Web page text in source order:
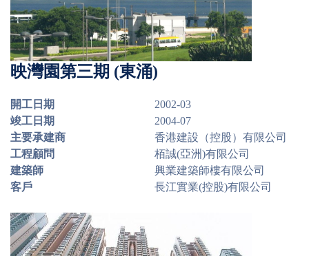
映灣園第三期 (東涌)
開工日期
2002-03
竣工日期
2004-07
主要承建商
香港建設（控股）有限公司
工程顧問
栢誠(亞洲)有限公司
建築師
興業建築師樓有限公司
客戶
長江實業(控股)有限公司